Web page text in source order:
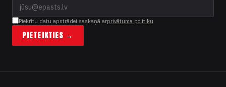
Piekrītu datu apstrādei saskaņā arprivātuma politiku
PIETEIKTIES →